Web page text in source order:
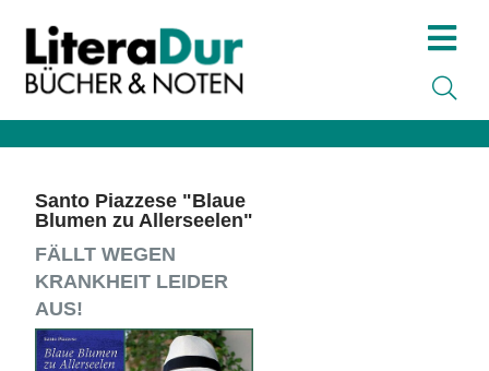
Santo Piazzese "Blaue
Blumen zu Allerseelen"
FÄLLT WEGEN
KRANKHEIT LEIDER
AUS!